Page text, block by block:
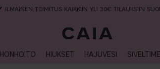
ILMAINEN TOIMITUS KAIKKIIN YLI 30€ TILAUKSIIN
IHONHOITO HIUKSET HAJUVESI